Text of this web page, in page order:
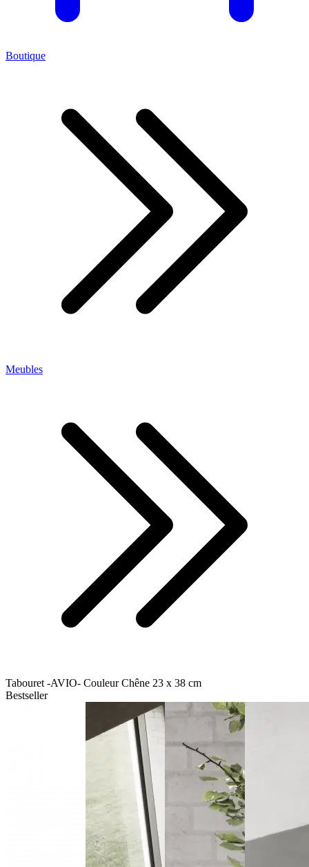
Boutique
Meubles
Tabouret -AVIO- Couleur Chêne 23 x 38 cm
Bestseller